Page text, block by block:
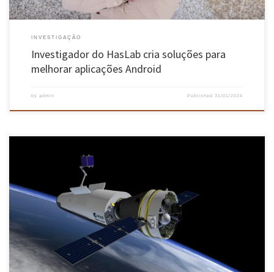
INVESTIGAÇÃO
Investigador do HasLab cria soluções para
melhorar aplicações Android
by admin Published31/01/2024
O Centro de Investigação em Microssistemas Eletromecânicos (CMEMS), que junta
investigadores de Engenharia Mecânica e Engenharia Eletrónica, desenvolveu uma
tecnologia inovadora de manufatura aditiva híbrida, multi-material, para componentes
multi-funcionais, que tem suscitado o interesse de múltiplas instituições mundiais,
incluindo a ESA. Esta tecnologia, completamente desenvolvida na Escola de Engenharia da
[…]